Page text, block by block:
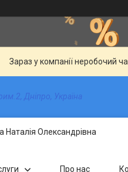
Зараз у компанії неробочий
Дніпро, Україна
Олександрівна
Про нас